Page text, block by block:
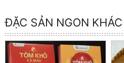
ĐẶC SẢN NGON KHÁC